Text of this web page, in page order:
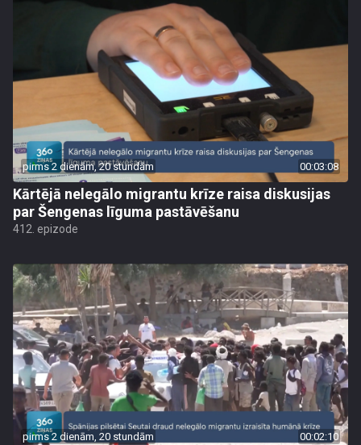
pirms 2 dienām, 20 stundām 00:03:08
Kārtējā nelegālo migrantu krīze raisa diskusijas
par Šengenas līguma pastāvēšanu
412. epizode
pirms 2 dienām, 20 stundām 00:02:10